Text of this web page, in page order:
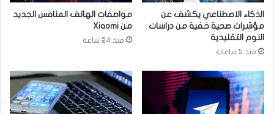
ل
و
ل
ي
ا
ت
ا
ل
د
ي
ف
ي
ا
ل
الذكاء الاصطناعي يكشف عن
مؤشرات صحية خفية من دراسات
النوم التقليدية
منذ 5 ساعات
مواصفات الهاتف المنافس الجديد
من Xiaomi
منذ 24 ساعة